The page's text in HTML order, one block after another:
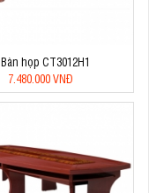
Bàn họp CT3012H1
7.480.000 VNĐ